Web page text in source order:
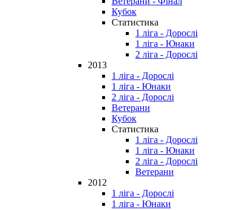
Кубок
Статистика
1 ліга - Дорослі
1 ліга - Юнаки
2 ліга - Дорослі
2013
1 ліга - Дорослі
1 ліга - Юнаки
2 ліга - Дорослі
Ветерани
Кубок
Статистика
1 ліга - Дорослі
1 ліга - Юнаки
2 ліга - Дорослі
Ветерани
2012
1 ліга - Дорослі
1 ліга - Юнаки